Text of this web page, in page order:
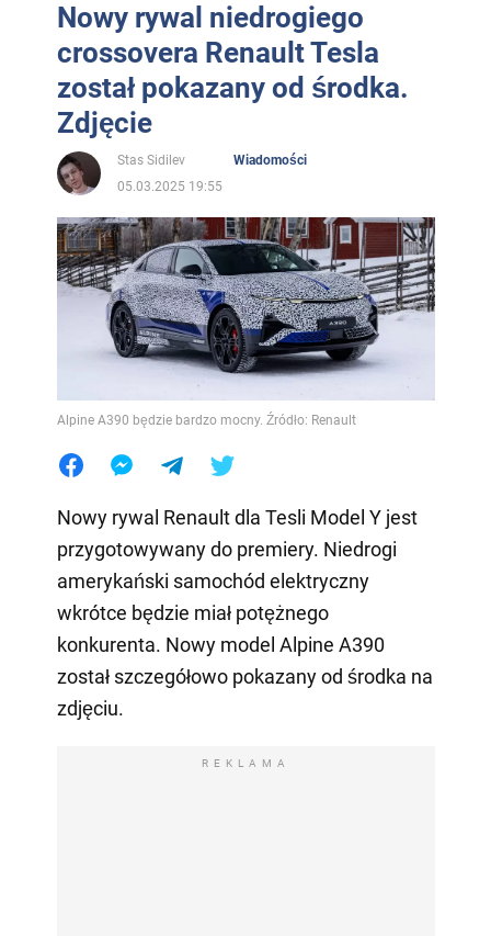
Nowy rywal niedrogiego
crossovera Renault Tesla
został pokazany od środka.
Zdjęcie
Stas Sidilev
Wiadomości
05.03.2025 19:55
Alpine A390 będzie bardzo mocny. Źródło: Renault
Nowy rywal Renault dla Tesli Model Y jest
przygotowywany do premiery. Niedrogi
amerykański samochód elektryczny
wkrótce będzie miał potężnego
konkurenta. Nowy model Alpine A390
został szczegółowo pokazany od środka na
zdjęciu.
REKLAMA